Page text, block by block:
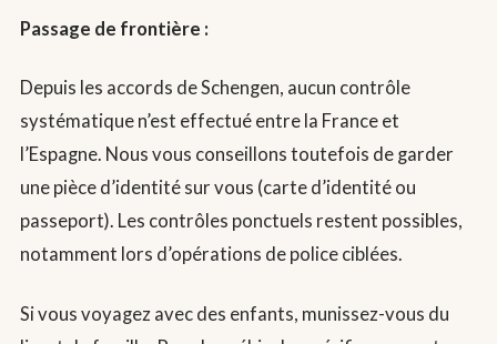
Passage de frontière :
Depuis les accords de Schengen, aucun contrôle
systématique n’est effectué entre la France et
l’Espagne. Nous vous conseillons toutefois de garder
une pièce d’identité sur vous (carte d’identité ou
passeport). Les contrôles ponctuels restent possibles,
notamment lors d’opérations de police ciblées.
Si vous voyagez avec des enfants, munissez-vous du